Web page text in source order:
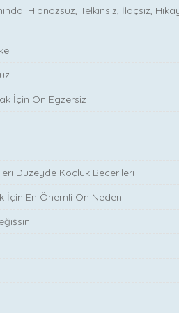
Hipnozsuz, Telkinsiz, İlaçsız,
İçin On Egzersiz
Düzeyde Koçluk Becerileri
İçin En Önemli On Neden